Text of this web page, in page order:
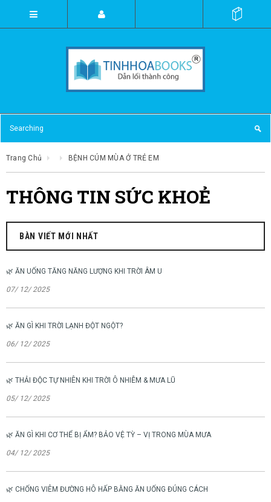
Trang Chủ BỆNH CÚM MÙA Ở TRẺ EM
THÔNG TIN SỨC KHOẺ
BÀN VIẾT MỚI NHẤT
🌿 ĂN UỐNG TĂNG NĂNG LƯỢNG KHI TRỜI ÂM U
07/ 12/ 2025
🌿 ĂN GÌ KHI TRỜI LẠNH ĐỘT NGỘT?
06/ 12/ 2025
🌿 THẢI ĐỘC TỰ NHIÊN KHI TRỜI Ô NHIỄM & MƯA LŨ
05/ 12/ 2025
🌿 ĂN GÌ KHI CƠ THỂ BỊ ẨM? BẢO VỆ TỲ – VỊ TRONG MÙA MƯA
04/ 12/ 2025
🌿 CHỐNG VIÊM ĐƯỜNG HÔ HẤP BẰNG ĂN UỐNG ĐÚNG CÁCH